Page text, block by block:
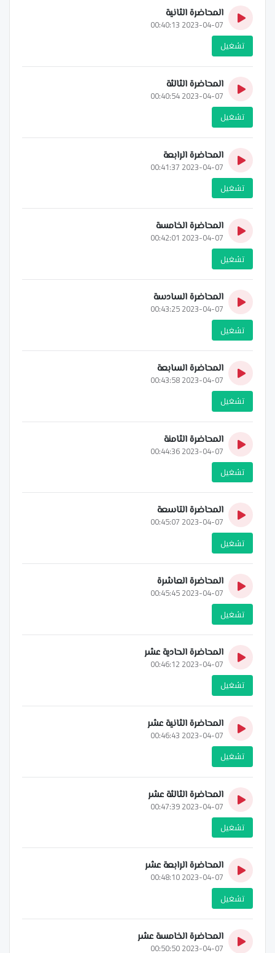
المحاضرة الثانية
2023-04-07 00:40:13
تشغيل
المحاضرة الثالثة
2023-04-07 00:40:54
تشغيل
المحاضرة الرابعة
2023-04-07 00:41:37
تشغيل
المحاضرة الخامسة
2023-04-07 00:42:01
تشغيل
المحاضرة السادسة
2023-04-07 00:43:25
تشغيل
المحاضرة السابعة
2023-04-07 00:43:58
تشغيل
المحاضرة الثامنة
2023-04-07 00:44:36
تشغيل
المحاضرة التاسعة
2023-04-07 00:45:07
تشغيل
المحاضرة العاشرة
2023-04-07 00:45:45
تشغيل
المحاضرة الحادية عشر
2023-04-07 00:46:12
تشغيل
المحاضرة الثانية عشر
2023-04-07 00:46:43
تشغيل
المحاضرة الثالثة عشر
2023-04-07 00:47:39
تشغيل
المحاضرة الرابعة عشر
2023-04-07 00:48:10
تشغيل
المحاضرة الخامسة عشر
2023-04-07 00:50:50